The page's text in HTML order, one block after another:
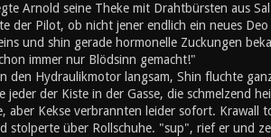
Arnold seine Theke mit Drahtbürsten aus
der Pilot, ob nicht jener endlich ein neues
und shin gerade hormonelle Zuckungen
immer nur Blödsinn gemacht!"
den Hydraulikmotor langsam, Shin fluchte
jeder der Kiste in der Gasse, die schmelzend
aber Kekse verbrannten leider sofort.
stolperte über Rollschuhe. "sup", rief er und